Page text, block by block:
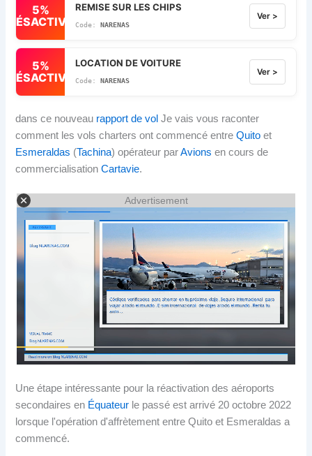
5%
DÉSACTIVÉ
REMISE SUR LES CHIPS
NARENAS
Ver >
5%
DÉSACTIVÉ
LOCATION DE VOITURE
NARENAS
Ver >
dans ce nouveau rapport de vol Je vais vous raconter
comment les vols charters ont commencé entreQuito et
Esmeraldas (Tachina) opérateur parAvions en cours de
commercialisationCartavie.
Advertisement
Une étape intéressante pour la réactivation des aéroports
secondaires en Équateur le passé est arrivé 20 octobre 2022
lorsque l'opération d'affrètement entre Quito et Esmeraldas a
commencé.